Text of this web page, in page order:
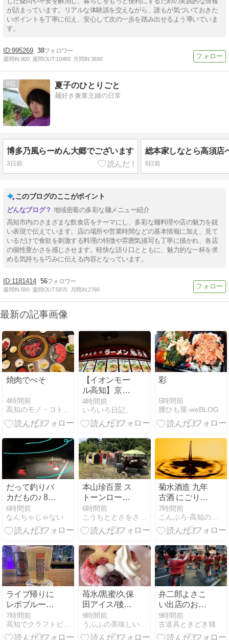
が詰まっています。リアルな体験談を交えながら、誰もが気づいておきた
いポイントを丁寧に伝え、安心して次の一歩を踏み出せるよう導いていま
す。
995269 38
週間IN:800 週間OUT:10480 月間IN:3690
6 夏子のひとりごと
麺好き兼業主婦の日常
博多乃風らーめん大郷でございます
3日前
総本家しなとら高須店
6日前
このブログのここがポイント
地域密着の多彩な麺メニュー紹介
高知市内のさまざまな飲食店をテーマにし、多彩な麺料理や店の魅力を鋭
い表現で伝えています。店の場所や営業時間などの基本情報に加え、見て
いるだけで食欲を刺激する料理の特徴や雰囲気描写も丁寧に描かれ、各店
の個性豊かさを感じさせます。軽快な語り口とともに、魅力的な一杯を求
める気持ちを巧みに伝える内容となっています。
1181414 56
週間IN:590 週間OUT:5870 月間IN:2790
最新の記事画像
焼肉でべそ
4時間前
高知のモノ・コト・ヒトカタログ
【イオンモー
ル高知】京都
北白川「ラー
メン魁力屋」
へ行く。
4時間前
いろいろ日記。
彩
5時間前
腰ひも屋-weBLOG
だって釣りバ
カだもの♪ 8月
7日
6時間前
なんちゃじゃない
本山珍百景 ス
トーンロード
2026追跡
6時間前
菊水酒造 九年
古酒 にごり梅
酒 長期貯蔵
720mlが入
荷！
7時間前
こんぶろ-高知の酒屋ブログ
ライブ帰りに
レボブルーイ
ングで飲んだ
7時間前
高知でクラフトビール...たまに色々
苺氷/黒蜜/久保
田アイス/後に
雪崩( ﾉД`)/無料
バック
9時間前
うふふの美味しいもの探すぞ♪
弁二郎よさこ
い出店のお知
らせ。
9時間前
古道具ときどき猫